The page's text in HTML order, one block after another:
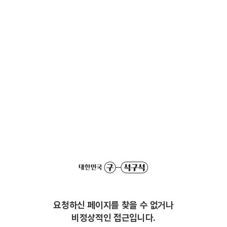
요청하신 페이지를 찾을 수 없거나
비정상적인 접근입니다.